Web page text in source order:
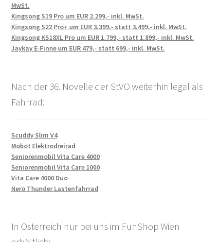
MwSt.
Kingsong S19 Pro um EUR 2.299,- inkl. MwSt.
Kingsong S22 Pro+ um EUR 3.399,- statt 3.499,- inkl. MwSt.
Kingsong KS18XL Pro um EUR 1.799,- statt 1.899,- inkl. MwSt.
Jaykay E-Finne um EUR 479,- statt 699,- inkl. MwSt.
Nach der 36. Novelle der StVO weiterhin legal als
Fahrrad:
Scuddy Slim V4
Mobot Elektrodreirad
Seniorenmobil Vita Care 4000
Seniorenmobil Vita Care 1000
Vita Care 4000 Duo
Nero Thunder Lastenfahrrad
In Österreich nur bei uns im FunShop Wien